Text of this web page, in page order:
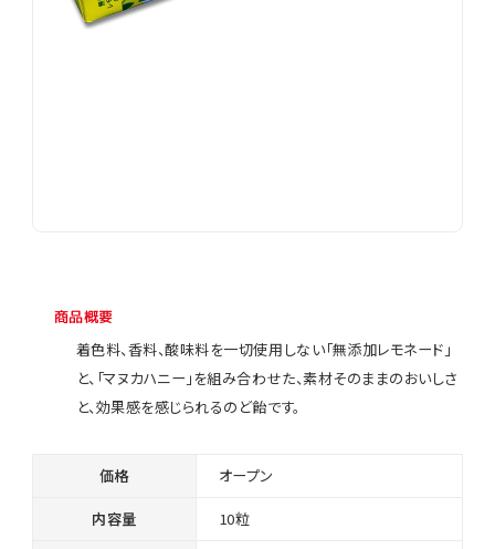
商品概要
着色料、香料、酸味料を一切使用しない「無添加レモネード」
と、「マヌカハニー」を組み合わせた、素材そのままのおいしさ
と、効果感を感じられるのど飴です。
価格 オープン
内容量 10粒